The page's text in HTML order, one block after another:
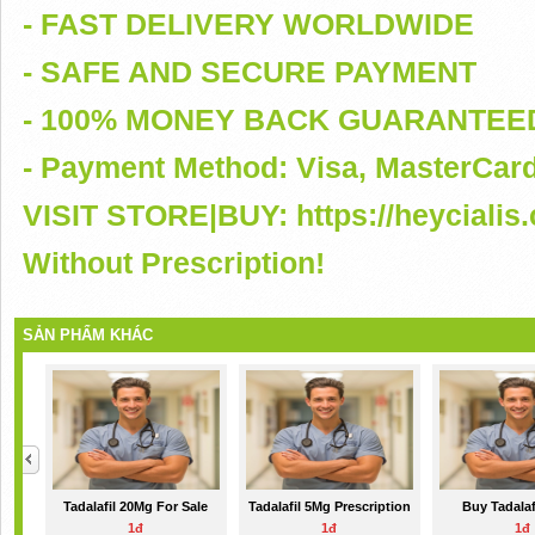
- FAST DELIVERY WORLDWIDE
- SAFE AND SECURE PAYMENT
- 100% MONEY BACK
- Payment Method: Visa,
VISIT STORE|BUY: https://
Without Prescription!
SẢN PHẨM KHÁC
Tadalafil 20Mg For Sale
1đ
Tadalafil 5Mg Prescription
1đ
Buy
1đ